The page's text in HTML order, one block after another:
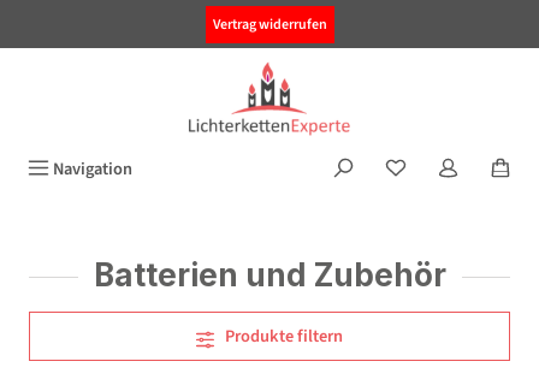
Vertrag widerrufen
Navigation
Batterien und Zubehör
Produkte filtern